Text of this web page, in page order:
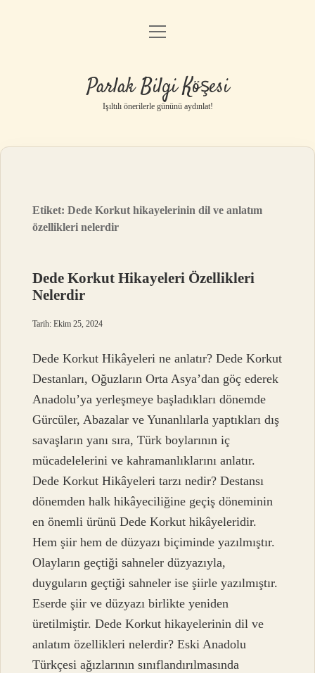
Anasayfa
Yasal Uyarı
menüyü
Parlak Bilgi Köşesi
Işıltılı önerilerle gününü aydınlat!
Etiket:Dede Korkut hikayelerinin dil ve anlatım
özellikleri nelerdir
Dede Korkut Hikayeleri Özellikleri
Nelerdir
Tarih: Ekim 25, 2024
Dede Korkut Hikâyeleri ne anlatır? Dede Korkut
Destanları, Oğuzların Orta Asya’dan göç ederek
Anadolu’ya yerleşmeye başladıkları dönemde
Gürcüler, Abazalar ve Yunanlılarla yaptıkları dış
savaşların yanı sıra, Türk boylarının iç
mücadelelerini ve kahramanlıklarını anlatır.
Dede Korkut Hikâyeleri tarzı nedir? Destansı
dönemden halk hikâyeciliğine geçiş döneminin
en önemli ürünü Dede Korkut hikâyeleridir.
Hem şiir hem de düzyazı biçiminde yazılmıştır.
Olayların geçtiği sahneler düzyazıyla,
duyguların geçtiği sahneler ise şiirle yazılmıştır.
Eserde şiir ve düzyazı birlikte yeniden
üretilmiştir. Dede Korkut hikayelerinin dil ve
anlatım özellikleri nelerdir? Eski Anadolu
Türkçesi ağızlarının sınıflandırılmasında